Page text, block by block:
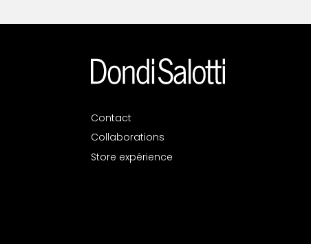
Contact
Collaborations
Store expérience